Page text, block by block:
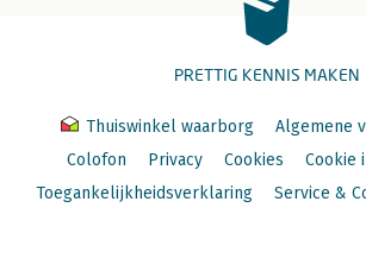
PRETTIG KENNIS MAKEN
Thuiswinkel waarborg
Algemene
Colofon
Privacy Cookies
Cookie
Toegankelijkheidsverklaring
Service &